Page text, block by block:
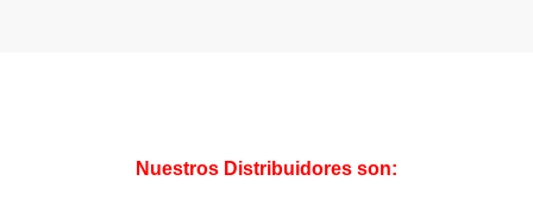
Nuestros Distribuidores son: